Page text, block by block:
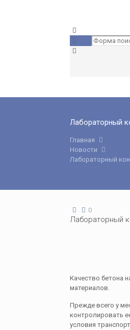
Лабораторный
Главная
Новости
Лабораторный
0
Лабораторный
Качество бетона
материалов.
Прежде всего у
контролировать
условия